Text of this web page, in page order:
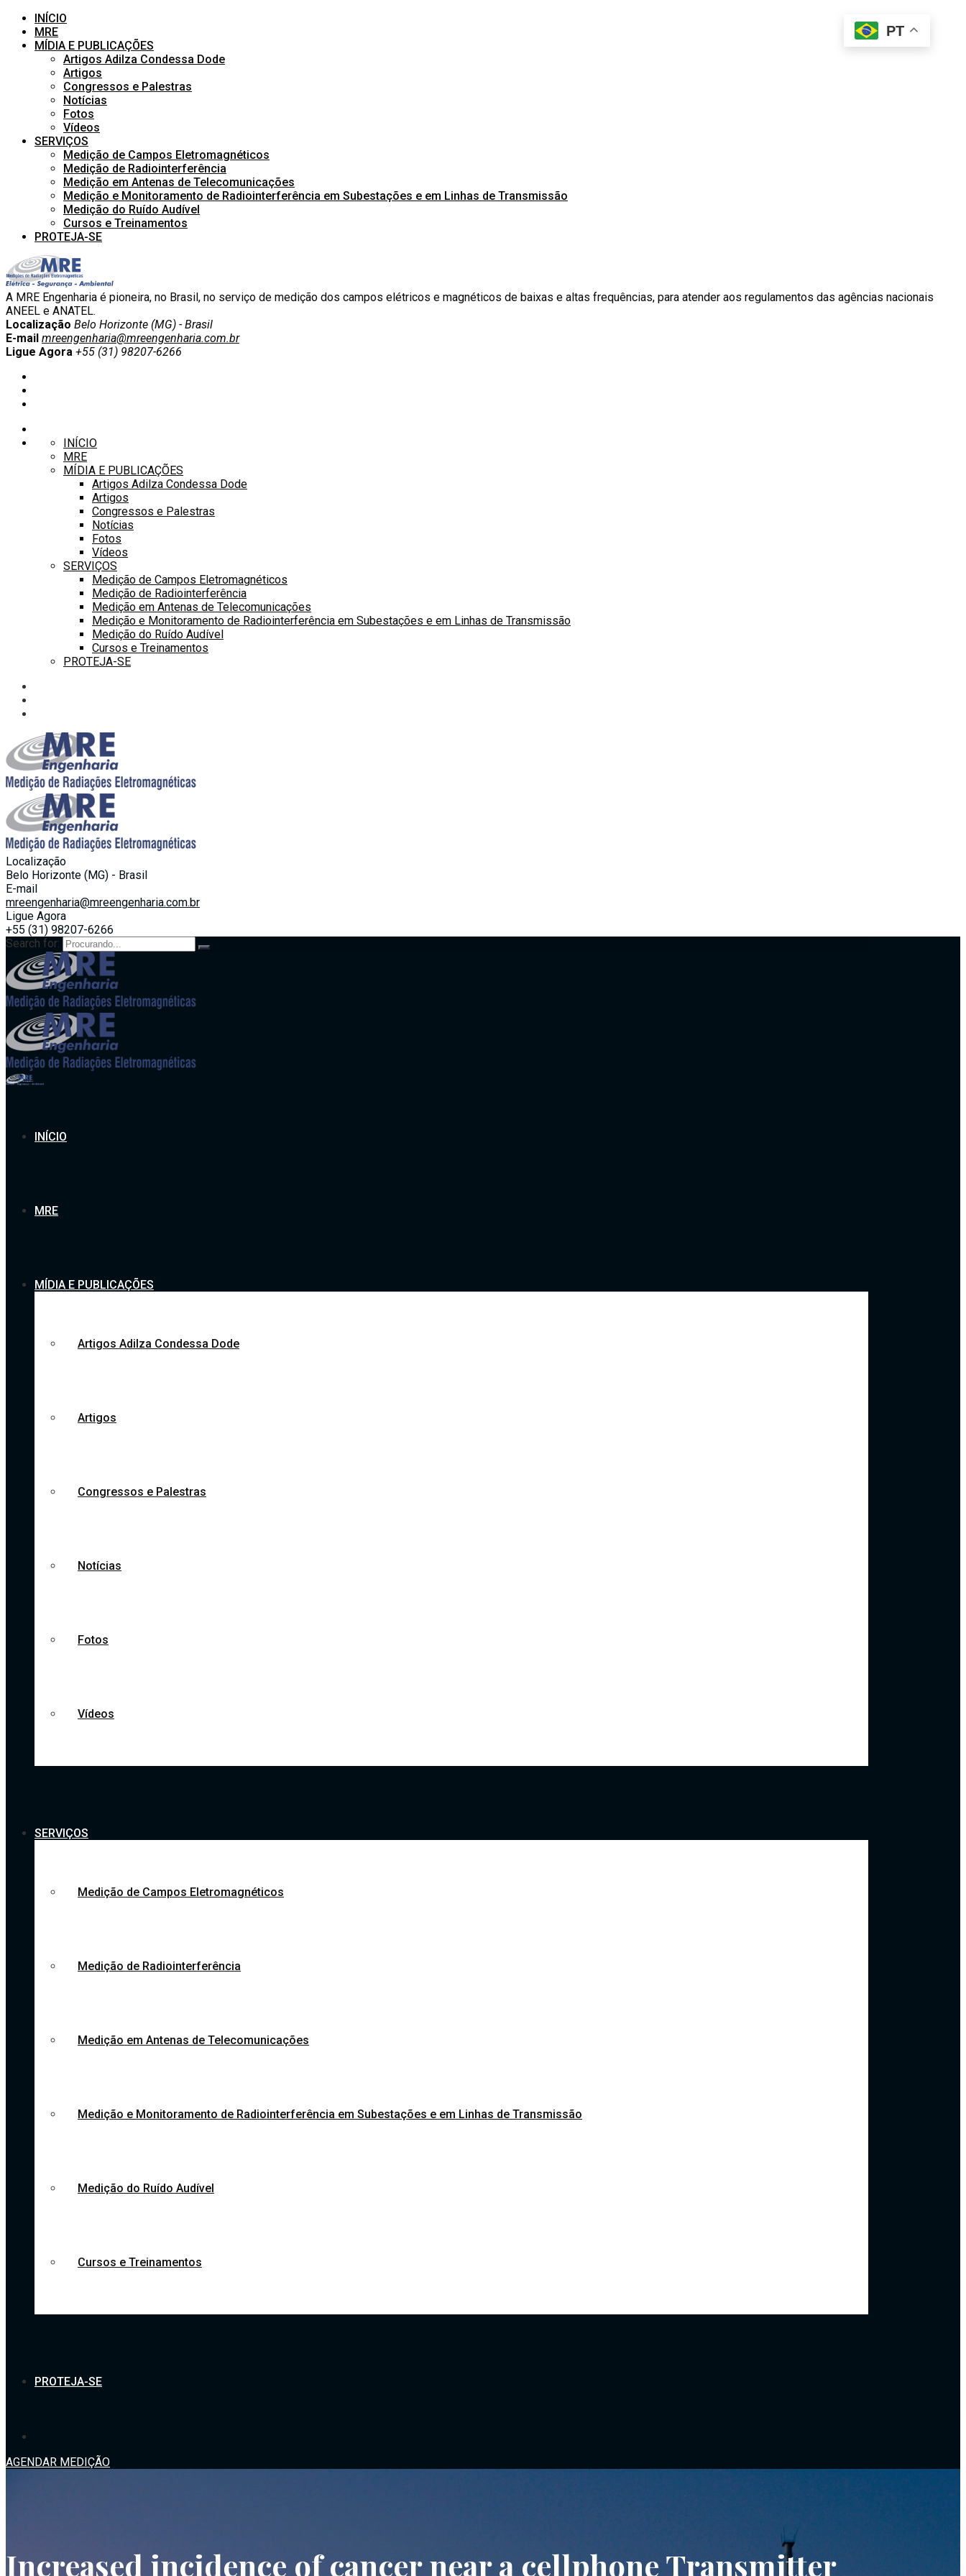
INÍCIO
MRE
MÍDIA E PUBLICAÇÕES
Artigos Adilza Condessa Dode
Artigos
Congressos e Palestras
Notícias
Fotos
Vídeos
SERVIÇOS
Medição de Campos Eletromagnéticos
Medição de Radiointerferência
Medição em Antenas de Telecomunicações
Medição e Monitoramento de Radiointerferência em Subestações e em Linhas de Transmissão
Medição do Ruído Audível
Cursos e Treinamentos
PROTEJA-SE
A MRE Engenharia é pioneira, no Brasil, no serviço de medição dos campos elétricos e magnéticos de baixas e altas frequências, para atender aos regulamentos das agências nacionais
ANEEL e ANATEL.
Localização Belo Horizonte (MG) - Brasil
E-mail mreengenharia@mreengenharia.com.br
Ligue Agora +55 (31) 98207-6266
INÍCIO
MRE
MÍDIA E PUBLICAÇÕES
Artigos Adilza Condessa Dode
Artigos
Congressos e Palestras
Notícias
Fotos
Vídeos
SERVIÇOS
Medição de Campos Eletromagnéticos
Medição de Radiointerferência
Medição em Antenas de Telecomunicações
Medição e Monitoramento de Radiointerferência em Subestações e em Linhas de Transmissão
Medição do Ruído Audível
Cursos e Treinamentos
PROTEJA-SE
Localização
Belo Horizonte (MG) - Brasil
E-mail
mreengenharia@mreengenharia.com.br
Ligue Agora
+55 (31) 98207-6266
Search for:
INÍCIO
MRE
MÍDIA E PUBLICAÇÕES
Artigos Adilza Condessa Dode
Artigos
Congressos e Palestras
Notícias
Fotos
Vídeos
SERVIÇOS
Medição de Campos Eletromagnéticos
Medição de Radiointerferência
Medição em Antenas de Telecomunicações
Medição e Monitoramento de Radiointerferência em Subestações e em Linhas de Transmissão
Medição do Ruído Audível
Cursos e Treinamentos
PROTEJA-SE
AGENDAR MEDIÇÃO
Increased incidence of cancer near a cellphone Transmitter
PT